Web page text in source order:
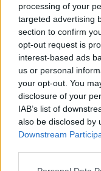
processing of your
targeted advertising
section to confirm
opt-out request is
interest-based ads
us or personal
your opt-out. You
disclosure of your
IAB’s list of
also be disclosed by
Downstream
Please note that
14:53
A hátsó
ugrálni kellett az
sem működik
14:53
Hajjajj... A
lesz?